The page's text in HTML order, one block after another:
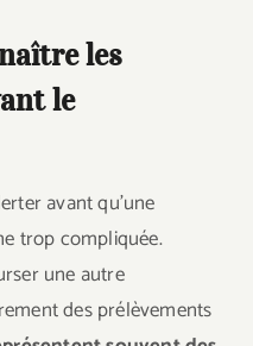
les
le
avant qu’une
trop compliquée.
une autre
des prélèvements